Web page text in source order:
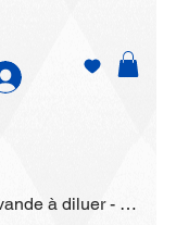
Shampooing Poudre Anti-odeurs Lavande à diluer - Héry Poudre